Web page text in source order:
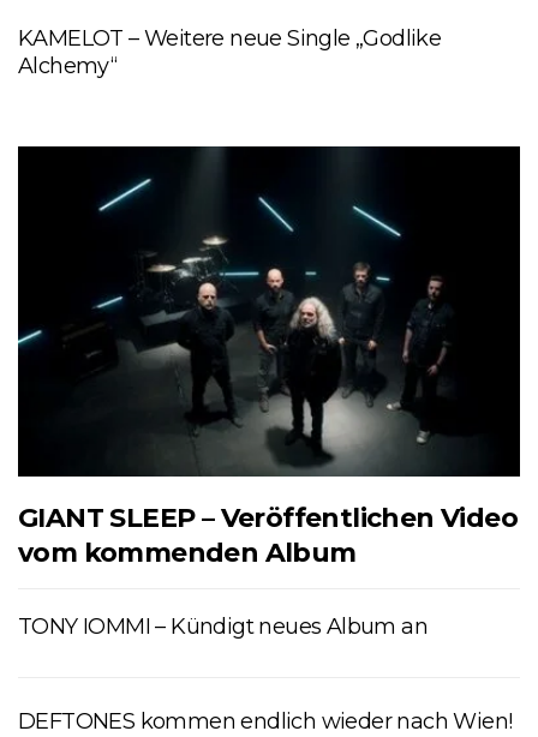
KAMELOT – Weitere neue Single „Godlike
Alchemy“
GIANT SLEEP – Veröffentlichen Video
vom kommenden Album
TONY IOMMI – Kündigt neues Album an
DEFTONES kommen endlich wieder nach Wien!